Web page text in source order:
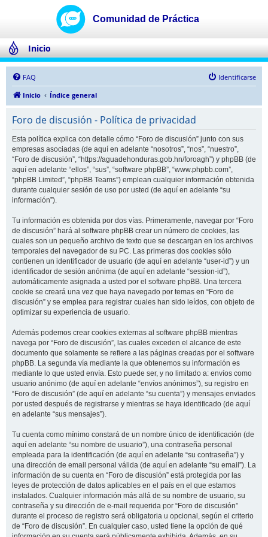
Inicio
FAQ
Identificarse
Inicio
Índice general
Foro de discusión - Política de privacidad
Esta política explica con detalle cómo “Foro de discusión” junto con sus
empresas asociadas (de aquí en adelante “nosotros”, “nos”, “nuestro”,
“Foro de discusión”, “https://aguadehonduras.gob.hn/foroagh”) y phpBB (de
aquí en adelante “ellos”, “sus”, “software phpBB”, “www.phpbb.com”,
“phpBB Limited”, “phpBB Teams”) emplean cualquier información obtenida
durante cualquier sesión de uso por usted (de aquí en adelante “su
información”).
Tu información es obtenida por dos vías. Primeramente, navegar por “Foro
de discusión” hará al software phpBB crear un número de cookies, las
cuales son un pequeño archivo de texto que se descargan en los archivos
temporales del navegador de su PC. Las primeras dos cookies sólo
contienen un identificador de usuario (de aquí en adelante “user-id”) y un
identificador de sesión anónima (de aquí en adelante “session-id”),
automáticamente asignada a usted por el software phpBB. Una tercera
cookie se creará una vez que haya navegado por temas en “Foro de
discusión” y se emplea para registrar cuales han sido leídos, con objeto de
optimizar su experiencia de usuario.
Además podemos crear cookies externas al software phpBB mientras
navega por “Foro de discusión”, las cuales exceden el alcance de este
documento que solamente se refiere a las páginas creadas por el software
phpBB. La segunda vía mediante la que obtenemos su información es
mediante lo que usted envía. Esto puede ser, y no limitado a: envíos como
usuario anónimo (de aquí en adelante “envíos anónimos”), su registro en
“Foro de discusión” (de aquí en adelante “su cuenta”) y mensajes enviados
por usted después de registrarse y mientras se haya identificado (de aquí
en adelante “sus mensajes”).
Tu cuenta como mínimo constará de un nombre único de identificación (de
aquí en adelante “su nombre de usuario”), una contraseña personal
empleada para la identificación (de aquí en adelante “su contraseña”) y
una dirección de email personal válida (de aquí en adelante “su email”). La
información de su cuenta en “Foro de discusión” está protegida por las
leyes de protección de datos aplicables en el país en el que estamos
instalados. Cualquier información más allá de su nombre de usuario, su
contraseña y su dirección de e-mail requerida por “Foro de discusión”
durante el proceso de registro será obligatoria u opcional, según el criterio
de “Foro de discusión”. En cualquier caso, usted tiene la opción de qué